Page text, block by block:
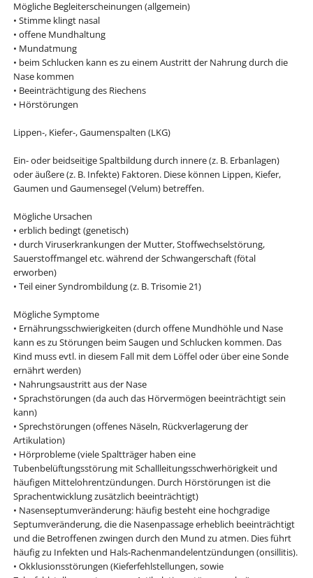
Mögliche Begleiterscheinungen (allgemein)
• Stimme klingt nasal
• offene Mundhaltung
• Mundatmung
• beim Schlucken kann es zu einem Austritt der Nahrung durch die
Nase kommen
• Beeinträchtigung des Riechens
• Hörstörungen
Lippen-, Kiefer-, Gaumenspalten (LKG)
Ein- oder beidseitige Spaltbildung durch innere (z. B. Erbanlagen)
oder äußere (z. B. Infekte) Faktoren. Diese können Lippen, Kiefer,
Gaumen und Gaumensegel (Velum) betreffen.
Mögliche Ursachen
• erblich bedingt (genetisch)
• durch Viruserkrankungen der Mutter, Stoffwechselstörung,
Sauerstoffmangel etc. während der Schwangerschaft (fötal
erworben)
• Teil einer Syndrombildung (z. B. Trisomie 21)
Mögliche Symptome
• Ernährungsschwierigkeiten (durch offene Mundhöhle und Nase
kann es zu Störungen beim Saugen und Schlucken kommen. Das
Kind muss evtl. in diesem Fall mit dem Löffel oder über eine Sonde
ernährt werden)
• Nahrungsaustritt aus der Nase
• Sprachstörungen (da auch das Hörvermögen beeinträchtigt sein
kann)
• Sprechstörungen (offenes Näseln, Rückverlagerung der
Artikulation)
• Hörprobleme (viele Spaltträger haben eine
Tubenbelüftungsstörung mit Schallleitungsschwerhörigkeit und
häufigen Mittelohrentzündungen. Durch Hörstörungen ist die
Sprachentwicklung zusätzlich beeinträchtigt)
• Nasenseptumveränderung: häufig besteht eine hochgradige
Septumveränderung, die die Nasenpassage erheblich beeinträchtigt
und die Betroffenen zwingen durch den Mund zu atmen. Dies führt
häufig zu Infekten und Hals-Rachenmandelentzündungen (onsillitis).
• Okklusionsstörungen (Kieferfehlstellungen, sowie